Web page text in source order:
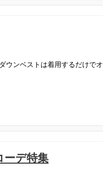
ウンベストは着用するだけでオ
ーデ特集